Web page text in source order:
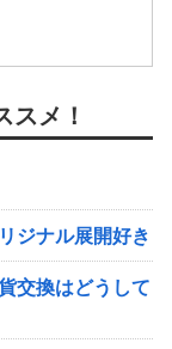
スメ！
ジナル展開好き
交換はどうして